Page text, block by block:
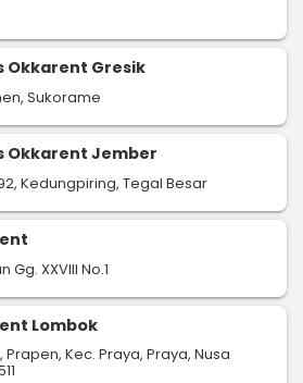
Okkarent Gresik
Sukorame
Okkarent Jember
Kedungpiring, Tegal Besar
XXVIII No.1
Lombok
Prapen, Kec. Praya, Praya, Nusa